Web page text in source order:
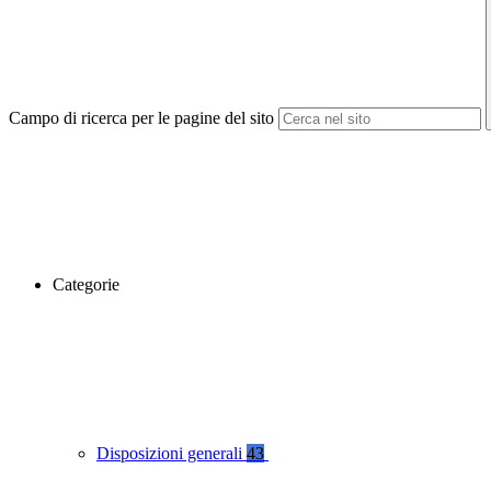
Campo di ricerca per le pagine del sito
Categorie
Disposizioni generali 43